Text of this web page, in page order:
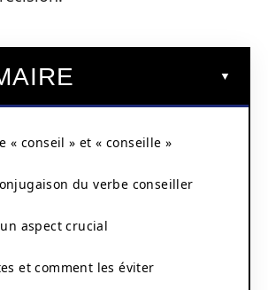
« conseil » et « conseille »
du verbe conseiller
aspect crucial
et comment les éviter